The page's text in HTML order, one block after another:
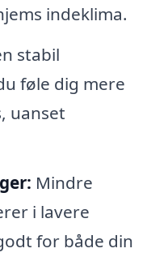
indeklima.
stabil
føle dig mere
uanset
Mindre
i lavere
for både din